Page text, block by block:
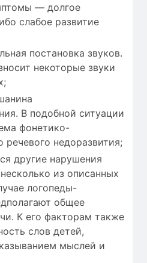
— долгое
слабое развитие
постановка звуков.
некоторые звуки
В подобной ситуации
фонетико-
речевого недоразвития;
другие нарушения
из описанных
логопеды-
общее
К его факторам также
слов детей,
мыслей и